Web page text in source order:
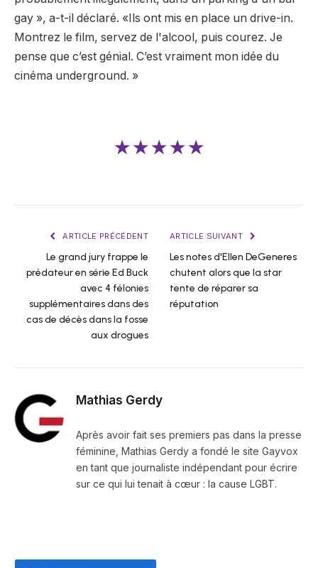
gay », a-t-il déclaré. «Ils ont mis en place un drive-in.
Montrez le film, servez de l'alcool, puis courez. Je
pense que c’est génial. C’est vraiment mon idée du
cinéma underground. »
★★★★★
ARTICLE PRÉCÉDENT
Le grand jury frappe le
prédateur en série Ed Buck
avec 4 félonies
supplémentaires dans des
cas de décès dans la fosse
aux drogues
ARTICLE SUIVANT
Les notes d'Ellen DeGeneres
chutent alors que la star
tente de réparer sa
réputation
Mathias Gerdy
Après avoir fait ses premiers pas dans la presse
féminine, Mathias Gerdy a fondé le site Gayvox
en tant que journaliste indépendant pour écrire
sur ce qui lui tenait à cœur : la cause LGBT.